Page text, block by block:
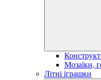
Мозаїки,
Літні іграшки